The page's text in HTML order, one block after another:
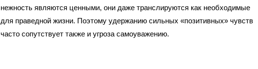
нежность являются ценными, они даже транслируются как необходимые
для праведной жизни. Поэтому удержанию сильных «позитивных» чувств
часто сопутствует также и угроза самоуважению.